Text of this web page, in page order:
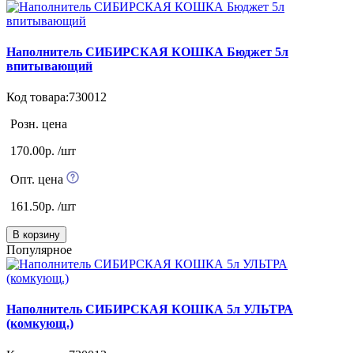
Наполнитель СИБИРСКАЯ КОШКА Бюджет 5л
впитывающий
Код товара:730012
Розн. цена
170.00р. /шт
Опт. цена
161.50р. /шт
В корзину
Популярное
Наполнитель СИБИРСКАЯ КОШКА 5л УЛЬТРА
(комкующ.)